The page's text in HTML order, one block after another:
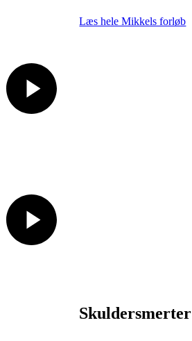
Læs hele Mikkels forløb
Skuldersmerter